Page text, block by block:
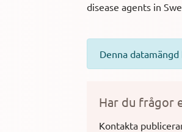
disease agents in
Denna
Har du frågor
Kontakta